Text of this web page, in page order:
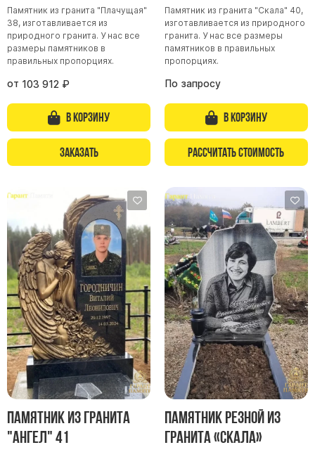
Памятник из гранита "Плачущая"
38, изготавливается из
природного гранита. У нас все
размеры памятников в
правильных пропорциях.
от 103 912 ₽
В корзину
Заказать
Памятник из гранита "Скала" 40,
изготавливается из природного
гранита. У нас все размеры
памятников в правильных
пропорциях.
По запросу
В корзину
Рассчитать стоимость
Памятник из гранита
"Ангел" 41
Памятник резной из
гранита «Скала»